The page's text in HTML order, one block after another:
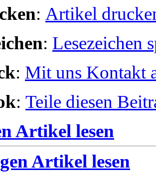
: Artikel
: Lesezeichen
: Mit uns Kontakt
: Teile diesen
Artikel lesen
Artikel lesen